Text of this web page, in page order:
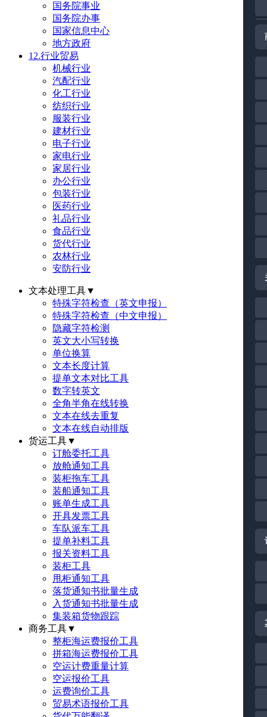
国务院事业
国务院办事
国家信息中心
地方政府
12.行业贸易
机械行业
汽配行业
化工行业
纺织行业
服装行业
建材行业
电子行业
家电行业
家居行业
办公行业
包装行业
医药行业
礼品行业
食品行业
货代行业
农林行业
安防行业
文本处理工具▼
特殊字符检查（英文申报）
特殊字符检查（中文申报）
隐藏字符检测
英文大小写转换
单位换算
文本长度计算
提单文本对比工具
数字转英文
全角半角在线转换
文本在线去重复
文本在线自动排版
货运工具▼
订舱委托工具
放舱通知工具
装柜拖车工具
装船通知工具
账单生成工具
开具发票工具
车队派车工具
提单补料工具
报关资料工具
装柜工具
甩柜通知工具
落货通知书批量生成
入货通知书批量生成
集装箱货物跟踪
商务工具▼
整柜海运费报价工具
拼箱海运费报价工具
空运计费重量计算
空运报价工具
运费询价工具
贸易术语报价工具